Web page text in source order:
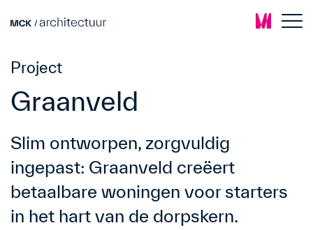
Project
Graanveld
Slim ontworpen, zorgvuldig
ingepast: Graanveld creëert
betaalbare woningen voor starters
in het hart van de dorpskern.